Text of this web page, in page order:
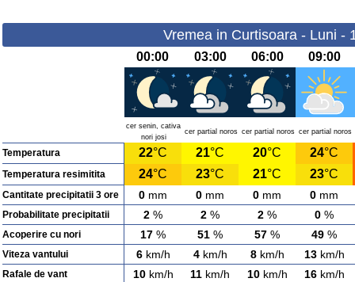
Vremea in Curtisoara - Luni -
00:00 03:00 06:00 09:00
cer senin, cativa
nori josi
cer partial noros cer partial noros cer partial noros
Temperatura 22°C 21°C 20°C 24°C
Temperatura resimitita 24°C 23°C 21°C 23°C
Cantitate precipitatii 3 ore 0 mm 0 mm 0 mm 0 mm
Probabilitate precipitatii 2 % 2 % 2 % 0 %
Acoperire cu nori 17 % 51 % 57 % 49 %
Viteza vantului 6km/h 4km/h 8km/h 13km/h
Rafale de vant 10km/h 11 km/h 10km/h 16km/h